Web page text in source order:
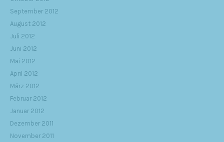
September 2012
August 2012
Juli 2012
Juni 2012
Mai 2012
April 2012
März 2012
Februar 2012
Januar 2012
Dezember 2011
November 2011